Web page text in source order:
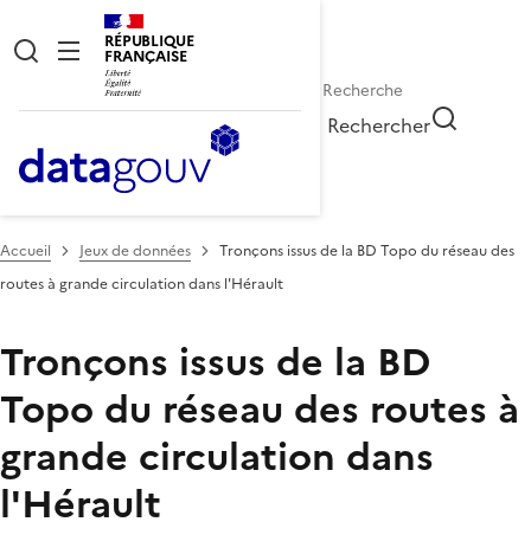
RÉPUBLIQUE
FRANÇAISE
Rechercher
Accueil Jeux de données
Tronçons issus de la BD Topo du réseau des
routes à grande circulation dans l'Hérault
Tronçons issus de la BD
Topo du réseau des routes à
grande circulation dans
l'Hérault